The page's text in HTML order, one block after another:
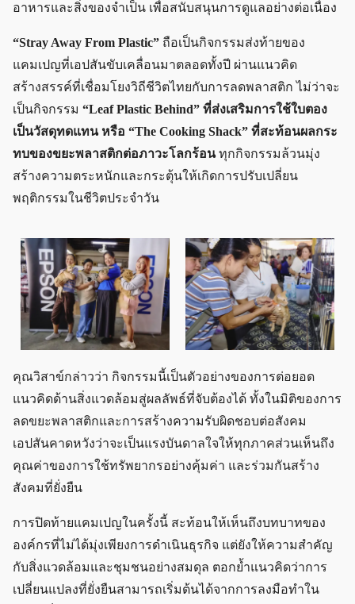
อาหารและสิ่งของจำเป็น เพื่อสนับสนุนการดูแลอย่างต่อเนื่อง
“Stray Away From Plastic” ถือเป็นกิจกรรมส่งท้ายของ
แคมเปญที่เอปสันขับเคลื่อนมาตลอดทั้งปี ผ่านแนวคิด
สร้างสรรค์ที่เชื่อมโยงวิถีชีวิตไทยกับการลดพลาสติก ไม่ว่าจะ
เป็นกิจกรรม “Leaf Plastic Behind” ที่ส่งเสริมการใช้ใบตอง
เป็นวัสดุทดแทน หรือ “The Cooking Shack” ที่สะท้อนผลกระ
ทบของขยะพลาสติกต่อภาวะโลกร้อนทุกกิจกรรมล้วนมุ่ง
สร้างความตระหนักและกระตุ้นให้เกิดการปรับเปลี่ยน
พฤติกรรมในชีวิตประจำวัน
คุณวิสาข์กล่าวว่า กิจกรรมนี้เป็นตัวอย่างของการต่อยอด
แนวคิดด้านสิ่งแวดล้อมสู่ผลลัพธ์ที่จับต้องได้ ทั้งในมิติของการ
ลดขยะพลาสติกและการสร้างความรับผิดชอบต่อสังคม
เอปสันคาดหวังว่าจะเป็นแรงบันดาลใจให้ทุกภาคส่วนเห็นถึง
คุณค่าของการใช้ทรัพยากรอย่างคุ้มค่า และร่วมกันสร้าง
สังคมที่ยั่งยืน
การปิดท้ายแคมเปญในครั้งนี้ สะท้อนให้เห็นถึงบทบาทของ
องค์กรที่ไม่ได้มุ่งเพียงการดำเนินธุรกิจ แต่ยังให้ความสำคัญ
กับสิ่งแวดล้อมและชุมชนอย่างสมดุล ตอกย้ำแนวคิดว่าการ
เปลี่ยนแปลงที่ยั่งยืนสามารถเริ่มต้นได้จากการลงมือทำใน